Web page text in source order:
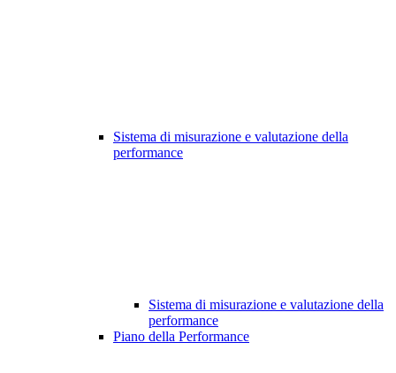
Sistema di misurazione e valutazione della
performance
Sistema di misurazione e valutazione della
performance
Piano della Performance